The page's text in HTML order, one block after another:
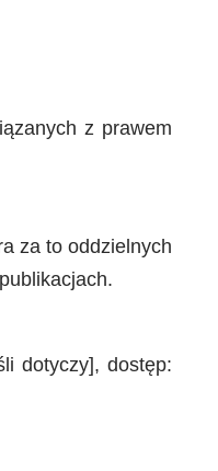
z prawem
za to oddzielnych
dotyczy], dostęp: